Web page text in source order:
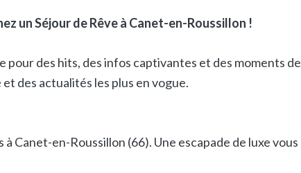
un Séjour de Rêve à Canet-en-Roussillon !
pour des hits, des infos captivantes et des moments de
des actualités les plus en vogue.
à Canet-en-Roussillon (66). Une escapade de luxe vous